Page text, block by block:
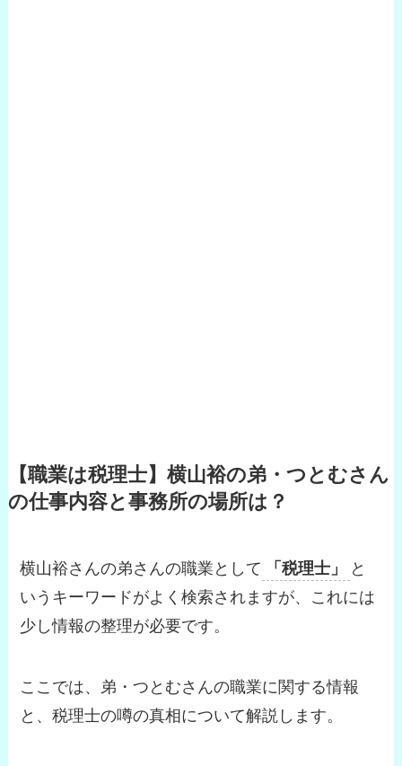
【職業は税理士】横山裕の弟・つとむさん
の仕事内容と事務所の場所は？
横山裕さんの弟さんの職業として 「税理士」
と
いうキーワードがよく検索されますが、これには
少し情報の整理が必要です。
ここでは、弟・つとむさんの職業に関する情報
と、税理士の噂の真相について解説します。